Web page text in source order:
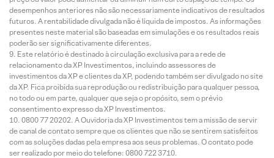
desempenhos anteriores não são necessariamente indicativos de resultados
futuros. A rentabilidade divulgada não é líquida de impostos. As informações
presentes neste material são baseadas em simulações e os resultados reais
poderão ser significativamente diferentes.
Este relatório é destinado à circulação exclusiva para a rede de
relacionamento da XP Investimentos, incluindo assessores de
investimentos da XP e clientes da XP, podendo também ser divulgado no site
da XP. Fica proibida sua reprodução ou redistribuição para qualquer pessoa,
no todo ou em parte, qualquer que seja o propósito, sem o prévio
consentimento expresso da XP Investimentos.
0800 77 20202. A Ouvidoria da XP Investimentos tem a missão de servir
de canal de contato sempre que os clientes que não se sentirem satisfeitos
com as soluções dadas pela empresa aos seus problemas. O contato pode
ser realizado por meio do telefone: 0800 722 3710.